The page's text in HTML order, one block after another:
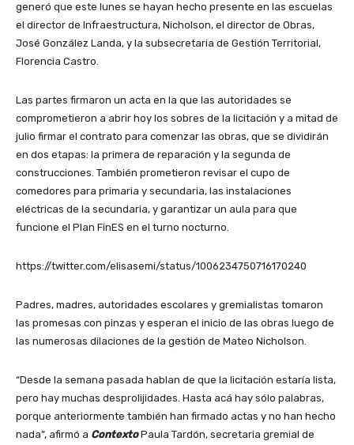
generó que este lunes se hayan hecho presente en las escuelas
el director de Infraestructura, Nicholson, el director de Obras,
José González Landa, y la subsecretaria de Gestión Territorial,
Florencia Castro.
Las partes firmaron un acta en la que las autoridades se
comprometieron a abrir hoy los sobres de la licitación y a mitad de
julio firmar el contrato para comenzar las obras, que se dividirán
en dos etapas: la primera de reparación y la segunda de
construcciones. También prometieron revisar el cupo de
comedores para primaria y secundaria, las instalaciones
eléctricas de la secundaria, y garantizar un aula para que
funcione el Plan FinES en el turno nocturno.
https://twitter.com/elisasemi/status/1006234750716170240
Padres, madres, autoridades escolares y gremialistas tomaron
las promesas con pinzas y esperan el inicio de las obras luego de
las numerosas dilaciones de la gestión de Mateo Nicholson.
“Desde la semana pasada hablan de que la licitación estaría lista,
pero hay muchas desprolijidades. Hasta acá hay sólo palabras,
porque anteriormente también han firmado actas y no han hecho
nada”, afirmó a Contexto Paula Tardón, secretaria gremial de